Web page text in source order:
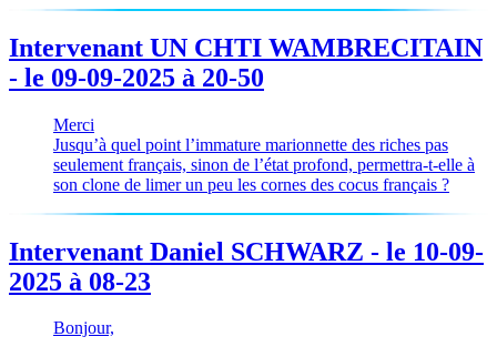
Intervenant UN CHTI WAMBRECITAIN
- le 09-09-2025 à 20-50
Merci
Jusqu’à quel point l’immature marionnette des riches pas
seulement français, sinon de l’état profond, permettra-t-elle à
son clone de limer un peu les cornes des cocus français ?
Intervenant Daniel SCHWARZ - le 10-09-
2025 à 08-23
Bonjour,